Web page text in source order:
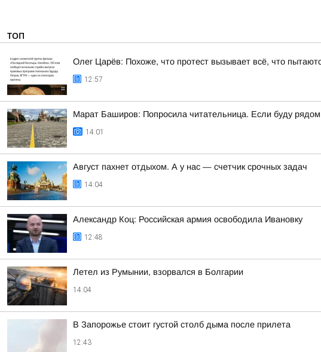
ТОП
Олег Царёв: Похоже, что протест вызывает всё, что
12:57
Марат Баширов: Попросила читательница. Если буду
14:01
Август пахнет отдыхом. А у нас — счетчик срочных задач
14:04
Александр Коц: Российская армия освободила Ивановку
12:48
Летел из Румынии, взорвался в Болгарии
14:04
В Запорожье стоит густой столб дыма после прилета
12:43